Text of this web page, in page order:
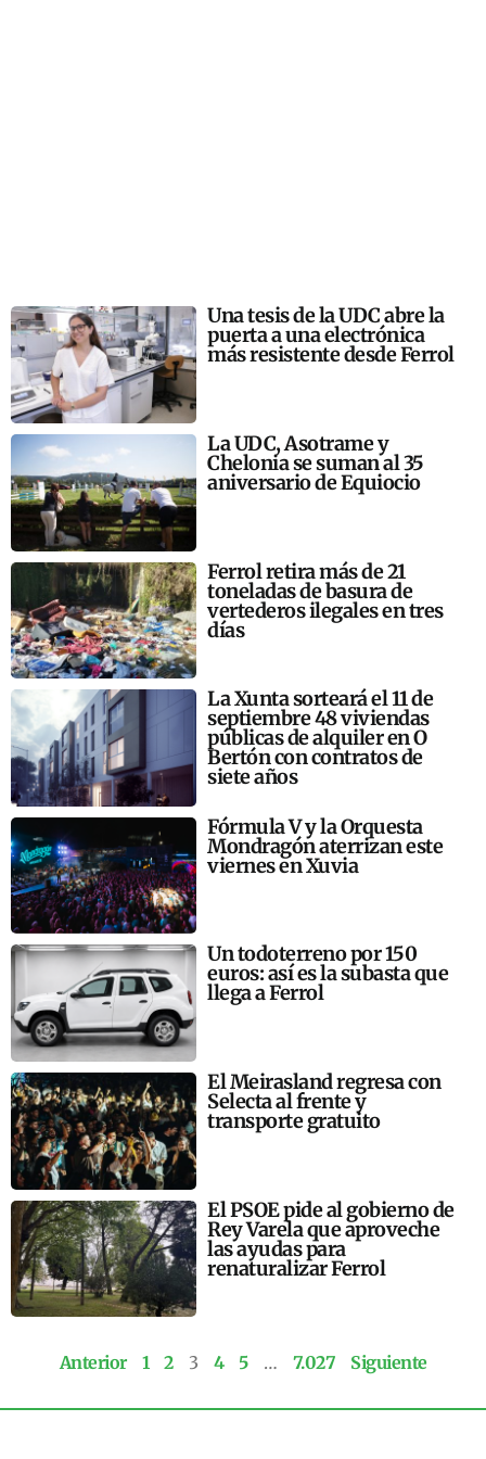
Una tesis de la UDC abre la
puerta a una electrónica
más resistente desde Ferrol
La UDC, Asotrame y
Chelonia se suman al 35
aniversario de Equiocio
Ferrol retira más de 21
toneladas de basura de
vertederos ilegales en tres
días
La Xunta sorteará el 11 de
septiembre 48 viviendas
públicas de alquiler en O
Bertón con contratos de
siete años
Fórmula V y la Orquesta
Mondragón aterrizan este
viernes en Xuvia
Un todoterreno por 150
euros: así es la subasta que
llega a Ferrol
El Meirasland regresa con
Selecta al frente y
transporte gratuito
El PSOE pide al gobierno de
Rey Varela que aproveche
las ayudas para
renaturalizar Ferrol
Anterior 1 2 3 4 5 … 7.027 Siguiente